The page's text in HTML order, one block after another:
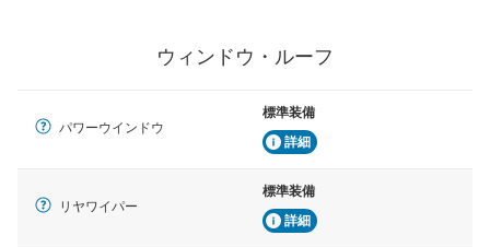
ウィンドウ・ルーフ
パワーウインドウ
標準装備
詳細
リヤワイパー
標準装備
詳細